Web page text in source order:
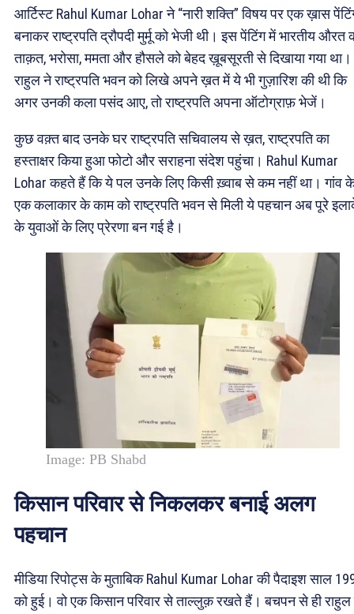
आर्टिस्ट Rahul Kumar Lohar ने “नारी शक्ति” विषय पर एक ख़ास
बनाकर राष्ट्रपति द्रौपदी मुर्मू को भेजी थी। इस पेंटिंग में भारतीय औरत
ताक़त, भरोसा, ममता और हौसले को बेहद ख़ूबसूरती से दिखाया गया था।
राहुल ने राष्ट्रपति भवन को लिखे अपने ख़त में ये भी गुज़ारिश की थी कि
अगर उनकी कला पसंद आए, तो राष्ट्रपति अपना ऑटोग्राफ़ भेजें।
कुछ वक़्त बाद उनके घर राष्ट्रपति सचिवालय से ख़त, राष्ट्रपति का
हस्ताक्षर किया हुआ फोटो और सराहना संदेश पहुंचा। Rahul Kumar
Lohar कहते हैं कि ये पल उनके लिए किसी ख़्वाब से कम नहीं था। गांव
एक कलाकार के काम को राष्ट्रपति भवन से मिली ये पहचान अब पूरे
के युवाओं के लिए प्रेरणा बन गई है।
Image: PB Shabd
किसान परिवार से निकलकर बनाई अलग
पहचान
मीडिया रिपोट्स के मुताबिक Rahul Kumar Lohar की पैदाइश साल
को हुई। वो एक किसान परिवार से ताल्लुक़ रखते हैं। बचपन से ही राहुल